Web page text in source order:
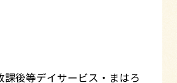
課後等デイサービス・まはろ